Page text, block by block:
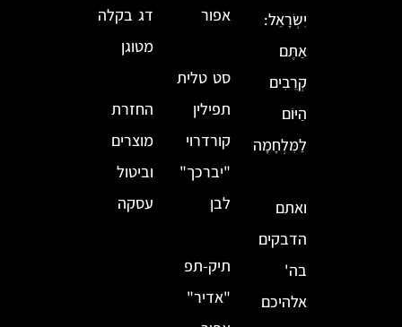
יִשְׂרָאֵל:
אַתֶּם
קְרֵבִים
הַיּוֹם
לַמִּלְחָמָה
ואתם
הדבקים
בה'
אלהיכם
אפור
סט טלית
תפילין
קורדרוי
"יברכך"
לבן
תיק-תפ
"אדיר"
דג בקלה
מטוגן
החזרת
מוצרים
וביטול
עסקה